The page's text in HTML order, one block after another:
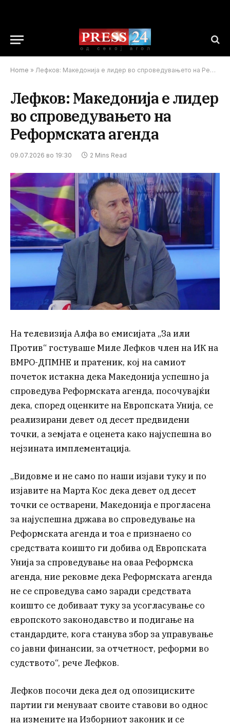
Home » Лефков: Македонија е лидер во спроведувањето на Реформската агенда
Лефков: Македонија е лидер
во спроведувањето на
Реформската агенда
09.07.2026 во 19:30 2 Mins Read
На телевизија Алфа во емисијата „За или
Против“ гостуваше Миле Лефков член на ИК на
ВМРО-ДПМНЕ и пратеник, кој на самиот
почеток истакна дека Македонија успешно ја
спроведува Реформската агенда, посочувајќи
дека, според оценките на Европската Унија, се
реализирани девет од десет предвидени
точки, а земјата е оценета како најуспешна во
нејзината имплементација.
„Видовме и не само по наши изјави туку и по
изјавите на Марта Кос дека девет од десет
точки се остварени, Македонија е прогласена
за најуспешна држава во спроведување на
Реформската агенда и тоа е признаено со
средствата коишто ги добива од Европската
Унија за спроведување на оваа Реформска
агенда, ние рековме дека Реформската агенда
не се спроведува само заради средствата
коишто се добиваат туку за усогласување со
европското законодавство и подигање на
стандардите, кога станува збор за управување
со јавни финансии, за отчетност, реформи во
судството“, рече Лефков.
Лефков посочи дека дел од опозициските
партии ги менуваат своите ставови во однос
на измените на Изборниот законик и се